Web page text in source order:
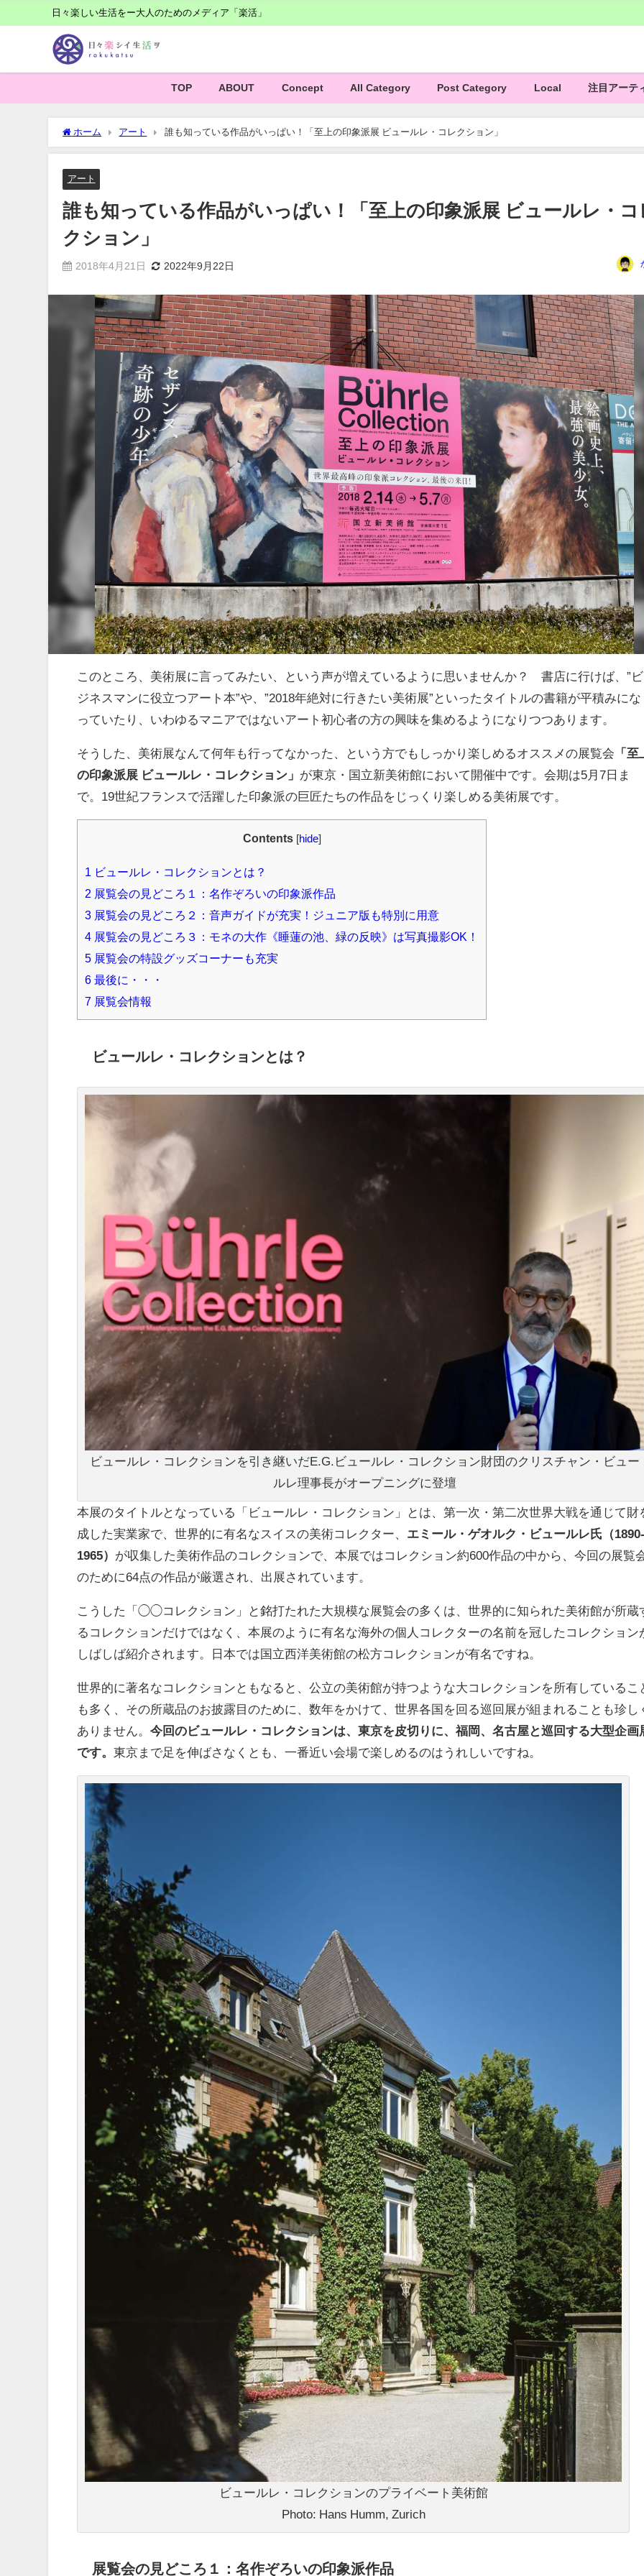
日々楽しい生活をー大人のためのメディア「楽活」
TOP ABOUT Concept All Category Post Category Local 注目アーテ
ホーム アート 誰も知っている作品がいっぱい！「至上の印象派展 ビュールレ・コレクション」
アート
誰も知っている作品がいっぱい！「至上の印象派展 ビュールレ・コ
クション」
2018年4月21日 2022年9月22日
このところ、美術展に言ってみたい、という声が増えているように思いませんか？ 書店に行けば、”ビ
ジネスマンに役立つアート本”や、”2018年絶対に行きたい美術展”といったタイトルの書籍が平積みにな
っていたり、いわゆるマニアではないアート初心者の方の興味を集めるようになりつつあります。
そうした、美術展なんて何年も行ってなかった、という方でもしっかり楽しめるオススメの展覧会 「至
の印象派展 ビュールレ・コレクション」 が東京・国立新美術館において開催中です。会期は5月7日ま
で。19世紀フランスで活躍した印象派の巨匠たちの作品をじっくり楽しめる美術展です。
Contents hide]
1 ビュールレ・コレクションとは？
2 展覧会の見どころ１：名作ぞろいの印象派作品
3 展覧会の見どころ２：音声ガイドが充実！ジュニア版も特別に用意
4 展覧会の見どころ３：モネの大作《睡蓮の池、緑の反映》は写真撮影OK！
5 展覧会の特設グッズコーナーも充実
6 最後に・・・
7 展覧会情報
ビュールレ・コレクションとは？
ビュールレ・コレクションを引き継いだE.G.ビュールレ・コレクション財団のクリスチャン・ビュー
ルレ理事長がオープニングに登壇
本展のタイトルとなっている「ビュールレ・コレクション」とは、第一次・第二次世界大戦を通じて財
成した実業家で、世界的に有名なスイスの美術コレクター、 エミール・ゲオルク・ビュールレ氏（1890-
1965） が収集した美術作品のコレクションで、本展ではコレクション約600作品の中から、今回の展覧
のために64点の作品が厳選され、出展されています。
こうした「◯◯コレクション」と銘打たれた大規模な展覧会の多くは、世界的に知られた美術館が所蔵
るコレクションだけではなく、本展のように有名な海外の個人コレクターの名前を冠したコレクション
しばしば紹介されます。日本では国立西洋美術館の松方コレクションが有名ですね。
世界的に著名なコレクションともなると、公立の美術館が持つような大コレクションを所有しているこ
も多く、その所蔵品のお披露目のために、数年をかけて、世界各国を回る巡回展が組まれることも珍し
ありません。今回のビュールレ・コレクションは、東京を皮切りに、福岡、名古屋と巡回する大型企画
です。東京まで足を伸ばさなくとも、一番近い会場で楽しめるのはうれしいですね。
ビュールレ・コレクションのプライベート美術館
Photo: Hans Humm, Zurich
展覧会の見どころ１：名作ぞろいの印象派作品